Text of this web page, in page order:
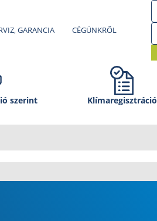
GARANCIA CÉGÜNKRŐL
szerint Klíma­regisztráció